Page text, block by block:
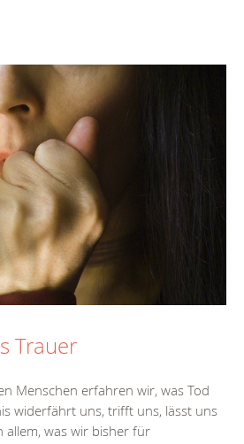
Trauer
Menschen erfahren wir, was Tod
widerfährt uns, trifft uns, lässt uns
allem, was wir bisher für